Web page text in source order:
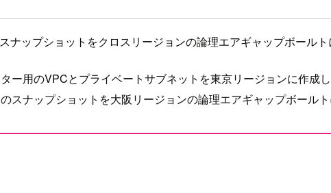
ップショットをクロスリージョンの論理エアギャップボールト
ー用のVPCとプライベートサブネットを東京リージョンに作成
スナップショットを大阪リージョンの論理エアギャップボールト